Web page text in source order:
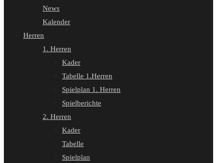
News
Kalender
Herren
1. Herren
Kader
Tabelle 1.Herren
Spielplan 1. Herren
Spielberichte
2. Herren
Kader
Tabelle
Spielplan